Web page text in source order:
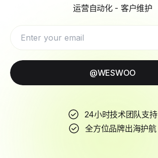
运营自动化 - 客户维护
@WESWOO
24小时技术团队支持
全方位品牌出海护航